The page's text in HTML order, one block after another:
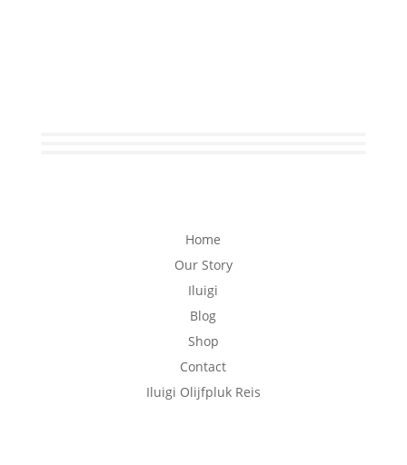
Home
Our Story
Iluigi
Blog
Shop
Contact
Iluigi Olijfpluk Reis